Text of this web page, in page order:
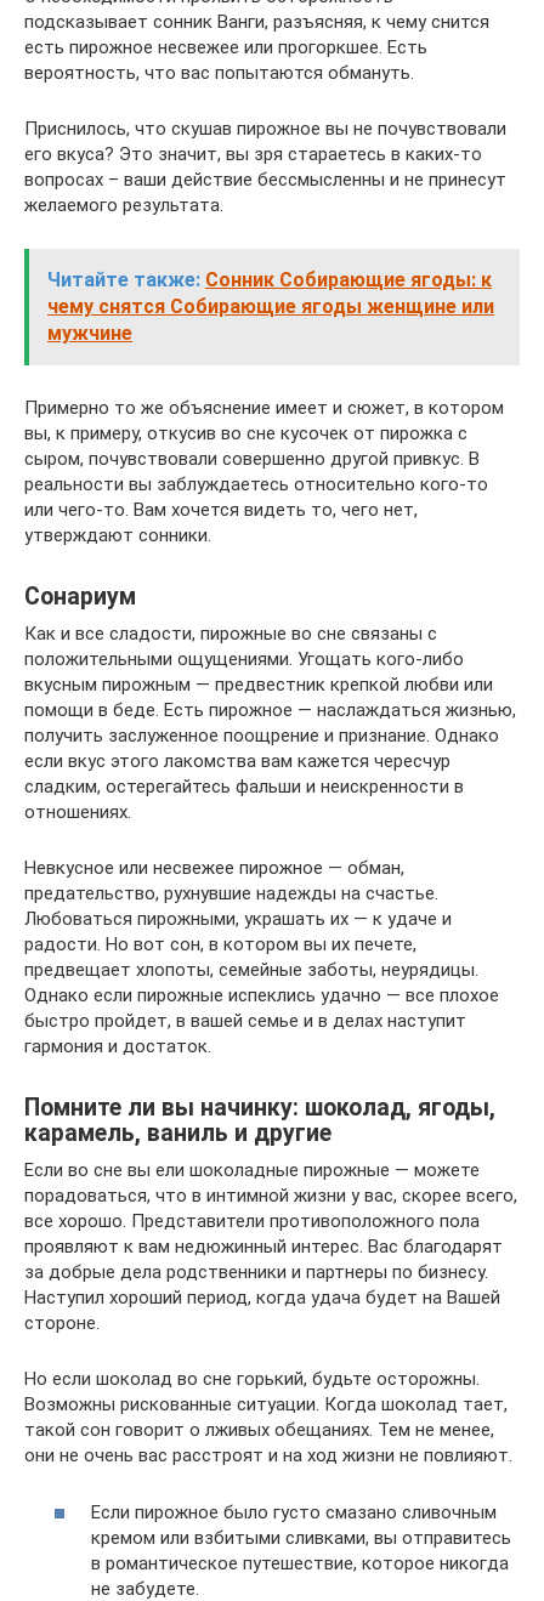
подсказывает сонник Ванги, разъясняя, к чему снится
есть пирожное несвежее или прогоркшее. Есть
вероятность, что вас попытаются обмануть.
Приснилось, что скушав пирожное вы не почувствовали
его вкуса? Это значит, вы зря стараетесь в каких-то
вопросах – ваши действие бессмысленны и не принесут
желаемого результата.
Читайте также: Сонник Собирающие ягоды: к
чему снятся Собирающие ягоды женщине или
мужчине
Примерно то же объяснение имеет и сюжет, в котором
вы, к примеру, откусив во сне кусочек от пирожка с
сыром, почувствовали совершенно другой привкус. В
реальности вы заблуждаетесь относительно кого-то
или чего-то. Вам хочется видеть то, чего нет,
утверждают сонники.
Сонариум
Как и все сладости, пирожные во сне связаны с
положительными ощущениями. Угощать кого-либо
вкусным пирожным — предвестник крепкой любви или
помощи в беде. Есть пирожное — наслаждаться жизнью,
получить заслуженное поощрение и признание. Однако
если вкус этого лакомства вам кажется чересчур
сладким, остерегайтесь фальши и неискренности в
отношениях.
Невкусное или несвежее пирожное — обман,
предательство, рухнувшие надежды на счастье.
Любоваться пирожными, украшать их — к удаче и
радости. Но вот сон, в котором вы их печете,
предвещает хлопоты, семейные заботы, неурядицы.
Однако если пирожные испеклись удачно — все плохое
быстро пройдет, в вашей семье и в делах наступит
гармония и достаток.
Помните ли вы начинку: шоколад, ягоды,
карамель, ваниль и другие
Если во сне вы ели шоколадные пирожные — можете
порадоваться, что в интимной жизни у вас, скорее всего,
все хорошо. Представители противоположного пола
проявляют к вам недюжинный интерес. Вас благодарят
за добрые дела родственники и партнеры по бизнесу.
Наступил хороший период, когда удача будет на Вашей
стороне.
Но если шоколад во сне горький, будьте осторожны.
Возможны рискованные ситуации. Когда шоколад тает,
такой сон говорит о лживых обещаниях. Тем не менее,
они не очень вас расстроят и на ход жизни не повлияют.
Если пирожное было густо смазано сливочным
кремом или взбитыми сливками, вы отправитесь
в романтическое путешествие, которое никогда
не забудете.